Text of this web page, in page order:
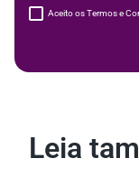
Aceito os Termos e
Leia